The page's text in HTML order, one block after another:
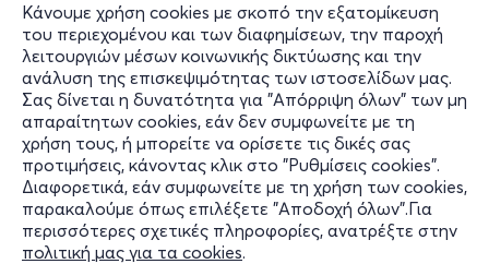
Κάνουμε χρήση cookies με σκοπό την εξατομίκευση
του περιεχομένου και των διαφημίσεων, την παροχή
λειτουργιών μέσων κοινωνικής δικτύωσης και την
ανάλυση της επισκεψιμότητας των ιστοσελίδων μας.
Σας δίνεται η δυνατότητα για "Απόρριψη όλων" των μη
απαραίτητων cookies, εάν δεν συμφωνείτε με τη
χρήση τους, ή μπορείτε να ορίσετε τις δικές σας
προτιμήσεις, κάνοντας κλικ στο "Ρυθμίσεις cookies".
Διαφορετικά, εάν συμφωνείτε με τη χρήση των cookies,
παρακαλούμε όπως επιλέξετε "Αποδοχή όλων".Για
περισσότερες σχετικές πληροφορίες, ανατρέξτε στην
πολιτική μας για τα cookies.